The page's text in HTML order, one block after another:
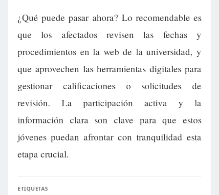
¿Qué puede pasar ahora? Lo recomendable es
que los afectados revisen las fechas y
procedimientos en la web de la universidad, y
que aprovechen las herramientas digitales para
gestionar calificaciones o solicitudes de
revisión. La participación activa y la
información clara son clave para que estos
jóvenes puedan afrontar con tranquilidad esta
etapa crucial.
ETIQUETAS